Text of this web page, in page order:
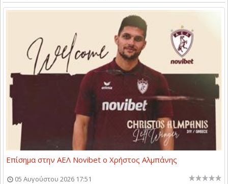
Επίσημα στην ΑΕΛ Novibet ο Χρήστος Αλμπάνης
05 Αυγούστου 2026 17:51